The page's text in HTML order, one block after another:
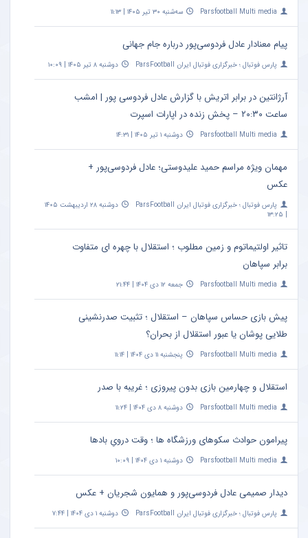
Parsfootball Multi media سه‌شنبه ۳۰ تیر ۱۴۰۵ | ۱۱:۱۳
پیام معنادار عادل فردوسی‌پور درباره جام جهانی
پارس فوتبال ؛ خبرگزاری فوتبال ایران ParsFootball دوشنبه ۸ تیر ۱۴۰۵ | ۱۰:۰۹
آرژانتین در برابر اتریش با گزارش عادل فردوسی پور | امشب
ساعت ۲۰:۳۰ – پخش زنده در اپارات اسپرت
Parsfootball Multi media دوشنبه ۱ تیر ۱۴۰۵ | ۱۴:۳۱
مهمان ویژه مراسم حمید علیدوستی؛ عادل فردوسی‌پور +
عکس
پارس فوتبال ؛ خبرگزاری فوتبال ایران ParsFootball
دوشنبه ۲۸ اردیبهشت ۱۴۰۵
| ۱۳:۲۵
تاثیر اولتیماتوم و زمین مطلوب ؛ استقلال با چهره ای متفاوت
برابر سپاهان
Parsfootball Multi media جمعه ۱۲ دی ۱۴۰۴ | ۲۱:۴۴
پیش بازی حساس سپاهان – استقلال ؛ تثبیت صدرنشینی
طلایی پوشان یا عبور استقلال از بحران؟
Parsfootball Multi media پنجشنبه ۱۱ دی ۱۴۰۴ | ۱۱:۱۴
استقلال و چهارمین بازی بدون پیروزی ؛ غریبه با صدر
Parsfootball Multi media دوشنبه ۸ دی ۱۴۰۴ | ۱۱:۲۴
پیرامون حوادث سکوهای ورزشگاه ها ؛ وقت درویِ بادها
Parsfootball Multi media دوشنبه ۱ دی ۱۴۰۴ | ۱۰:۰۹
دیدار صمیمی عادل فردوسی‌پور و همایون شجریان + عکس
پارس فوتبال ؛ خبرگزاری فوتبال ایران ParsFootball دوشنبه ۱ دی ۱۴۰۴ | ۷:۴۴